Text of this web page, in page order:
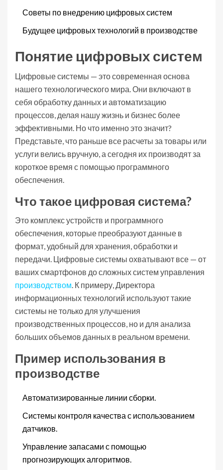
Советы по внедрению цифровых систем
Будущее цифровых технологий в производстве
Понятие цифровых систем
Цифровые системы — это современная основа
нашего технологического мира. Они включают в
себя обработку данных и автоматизацию
процессов, делая нашу жизнь и бизнес более
эффективными. Но что именно это значит?
Представьте, что раньше все расчеты за товары или
услуги велись вручную, а сегодня их производят за
короткое время с помощью программного
обеспечения.
Что такое цифровая система?
Это комплекс устройств и программного
обеспечения, которые преобразуют данные в
формат, удобный для хранения, обработки и
передачи. Цифровые системы охватывают все — от
ваших смартфонов до сложных систем управления
производством. К примеру, Директора
информационных технологий используют такие
системы не только для улучшения
производственных процессов, но и для анализа
больших объемов данных в реальном времени.
Пример использования в
производстве
Автоматизированные линии сборки.
Системы контроля качества с использованием
датчиков.
Управление запасами с помощью
прогнозирующих алгоритмов.